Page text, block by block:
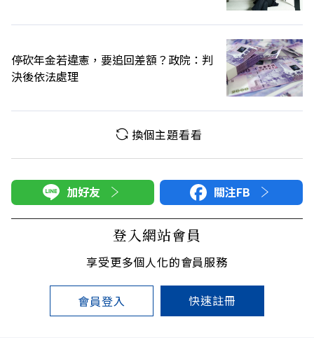
停砍年金若違憲，要追回差額？政院：判
決後依法處理
換個主題看看
加好友 關注FB
登入網站會員
享受更多個人化的會員服務
會員登入 快速註冊